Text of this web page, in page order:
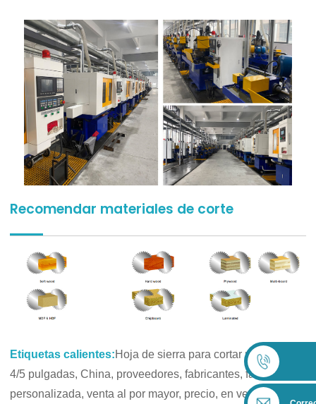
Recomendar materiales de corte
Etiquetas calientes:Hoja de sierra para cortar madera de
4/5 pulgadas, China, proveedores, fabricantes, fábrica,
personalizada, venta al por mayor, precio, en venta, Hoja